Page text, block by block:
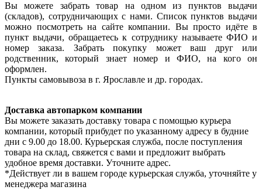
Вы можете забрать товар на одном из пунктов выдачи
(складов), сотрудничающих с нами. Список пунктов выдачи
можно посмотреть на сайте компании. Вы просто идёте в
пункт выдачи, обращаетесь к сотруднику называете ФИО и
номер заказа. Забрать покупку может ваш друг или
родственник, который знает номер и ФИО, на кого он
оформлен.
Пункты самовывоза в г. Ярославле и др. городах.
Доставка автопарком компании
Вы можете заказать доставку товара с помощью курьера
компании, который прибудет по указанному адресу в будние
дни с 9.00 до 18.00. Курьерская служба, после поступления
товара на склад, свяжется с вами и предложит выбрать
удобное время доставки. Уточните адрес.
*Действует ли в вашем городе курьерская служба, уточняйте у
менеджера магазина